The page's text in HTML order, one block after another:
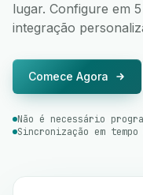
lugar. Configure em
integração
Comece Agora
Não é necessário
Sincronização em